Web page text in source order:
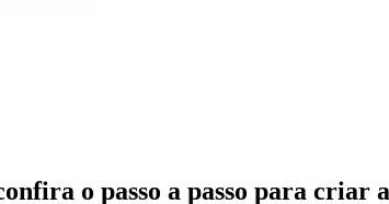
o passo a passo para criar a